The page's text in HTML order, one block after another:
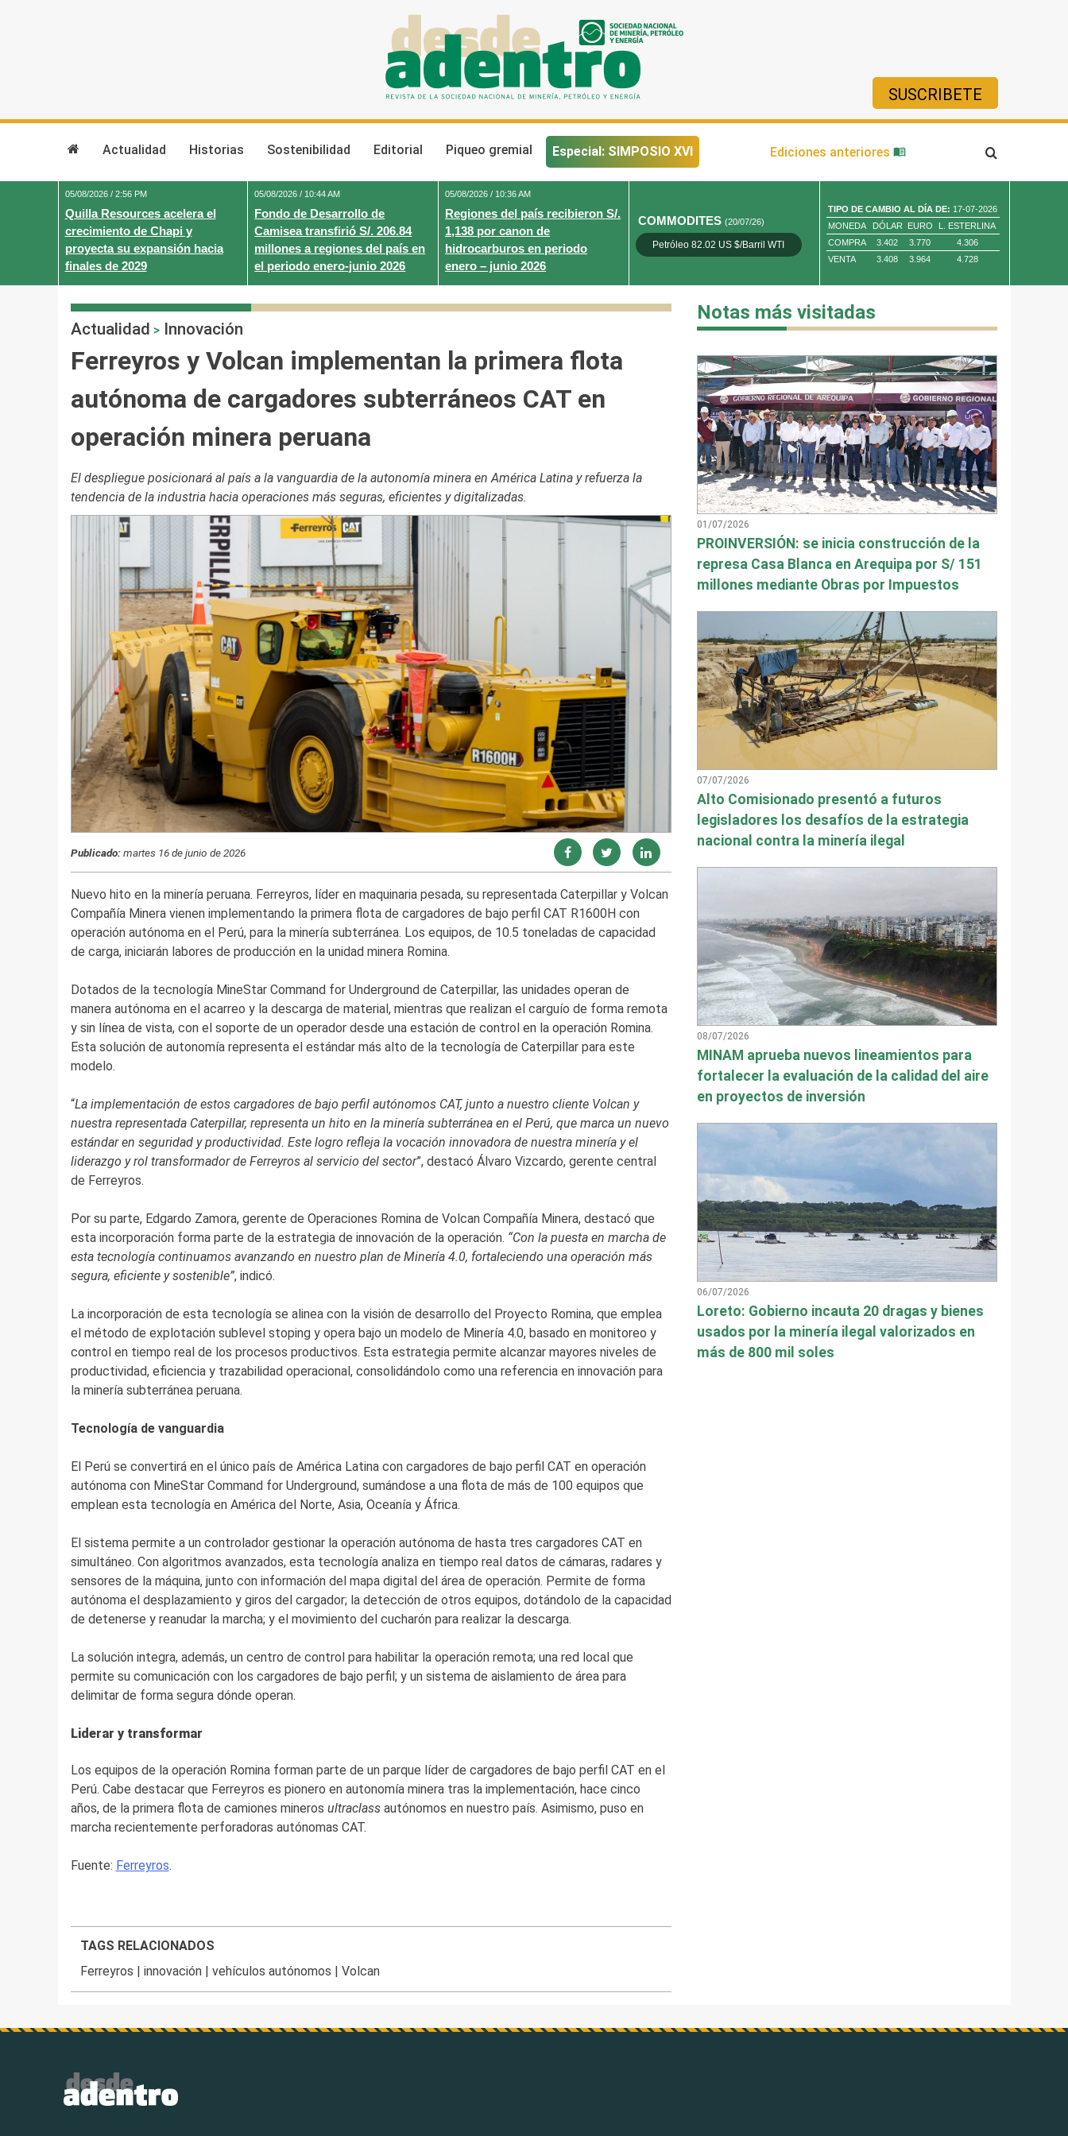
SUSCRIBETE
Actualidad Historias Sostenibilidad Editorial Piqueo gremial Especial: SIMPOSIO XVI Ediciones anteriores
05/08/2026 / 2:56 PM
Quilla Resources acelera el
crecimiento de Chapi y
proyecta su expansión hacia
finales de 2029
05/08/2026 / 10:44 AM
Fondo de Desarrollo de
Camisea transfirió S/. 206.84
millones a regiones del país en
el periodo enero-junio 2026
05/08/2026 / 10:36 AM
Regiones del país recibieron S/.
1,138 por canon de
hidrocarburos en periodo
enero – junio 2026
COMMODITES(20/07/26)
Petróleo 82.02 US $/Barril WTI Oro 4,010.80 US $/ Oz. Tr.
TIPO DE CAMBIO AL DÍA DE: 17-07-2026
MONEDA
DÓLAR EURO
L. ESTERLINA
COMPRA
3.402 3.770
4.306
VENTA
3.408 3.964 4.728
Actualidad > Innovación
Ferreyros y Volcan implementan la primera flota
autónoma de cargadores subterráneos CAT en
operación minera peruana
El despliegue posicionará al país a la vanguardia de la autonomía minera en América Latina y refuerza la
tendencia de la industria hacia operaciones más seguras, eficientes y digitalizadas.
Publicado:martes 16 de junio de 2026
Nuevo hito en la minería peruana. Ferreyros, líder en maquinaria pesada, su representada Caterpillar y Volcan
Compañía Minera vienen implementando la primera flota de cargadores de bajo perfil CAT R1600H con
operación autónoma en el Perú, para la minería subterránea. Los equipos, de 10.5 toneladas de capacidad
de carga, iniciarán labores de producción en la unidad minera Romina.
Dotados de la tecnología MineStar Command for Underground de Caterpillar, las unidades operan de
manera autónoma en el acarreo y la descarga de material, mientras que realizan el carguío de forma remota
y sin línea de vista, con el soporte de un operador desde una estación de control en la operación Romina.
Esta solución de autonomía representa el estándar más alto de la tecnología de Caterpillar para este
modelo.
“La implementación de estos cargadores de bajo perfil autónomos CAT, junto a nuestro cliente Volcan y
nuestra representada Caterpillar, representa un hito en la minería subterránea en el Perú, que marca un nuevo
estándar en seguridad y productividad. Este logro refleja la vocación innovadora de nuestra minería y el
liderazgo y rol transformador de Ferreyros al servicio del sector”, destacó Álvaro Vizcardo, gerente central
de Ferreyros.
Por su parte, Edgardo Zamora, gerente de Operaciones Romina de Volcan Compañía Minera, destacó que
esta incorporación forma parte de la estrategia de innovación de la operación. “Con la puesta en marcha de
esta tecnología continuamos avanzando en nuestro plan de Minería 4.0, fortaleciendo una operación más
segura, eficiente y sostenible”, indicó.
La incorporación de esta tecnología se alinea con la visión de desarrollo del Proyecto Romina, que emplea
el método de explotación sublevel stoping y opera bajo un modelo de Minería 4.0, basado en monitoreo y
control en tiempo real de los procesos productivos. Esta estrategia permite alcanzar mayores niveles de
productividad, eficiencia y trazabilidad operacional, consolidándolo como una referencia en innovación para
la minería subterránea peruana.
Tecnología de vanguardia
El Perú se convertirá en el único país de América Latina con cargadores de bajo perfil CAT en operación
autónoma con MineStar Command for Underground, sumándose a una flota de más de 100 equipos que
emplean esta tecnología en América del Norte, Asia, Oceanía y África.
El sistema permite a un controlador gestionar la operación autónoma de hasta tres cargadores CAT en
simultáneo. Con algoritmos avanzados, esta tecnología analiza en tiempo real datos de cámaras, radares y
sensores de la máquina, junto con información del mapa digital del área de operación. Permite de forma
autónoma el desplazamiento y giros del cargador; la detección de otros equipos, dotándolo de la capacidad
de detenerse y reanudar la marcha; y el movimiento del cucharón para realizar la descarga.
La solución integra, además, un centro de control para habilitar la operación remota; una red local que
permite su comunicación con los cargadores de bajo perfil; y un sistema de aislamiento de área para
delimitar de forma segura dónde operan.
Liderar y transformar
Los equipos de la operación Romina forman parte de un parque líder de cargadores de bajo perfil CAT en el
Perú. Cabe destacar que Ferreyros es pionero en autonomía minera tras la implementación, hace cinco
años, de la primera flota de camiones mineros ultraclassautónomos en nuestro país. Asimismo, puso en
marcha recientemente perforadoras autónomas CAT.
Fuente: Ferreyros.
TAGS RELACIONADOS
Ferreyros |innovación |vehículos autónomos |Volcan
Notas más visitadas
01/07/2026
PROINVERSIÓN: se inicia construcción de la
represa Casa Blanca en Arequipa por S/ 151
millones mediante Obras por Impuestos
07/07/2026
Alto Comisionado presentó a futuros
legisladores los desafíos de la estrategia
nacional contra la minería ilegal
08/07/2026
MINAM aprueba nuevos lineamientos para
fortalecer la evaluación de la calidad del aire
en proyectos de inversión
06/07/2026
Loreto: Gobierno incauta 20 dragas y bienes
usados por la minería ilegal valorizados en
más de 800 mil soles